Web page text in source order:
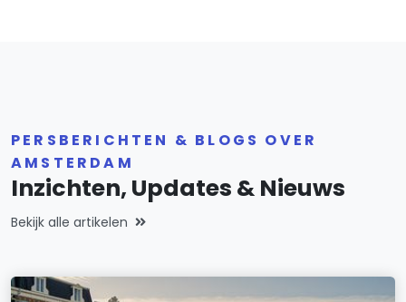
PERSBERICHTEN & BLOGS OVER
AMSTERDAM
Inzichten, Updates & Nieuws
Bekijk alle artikelen